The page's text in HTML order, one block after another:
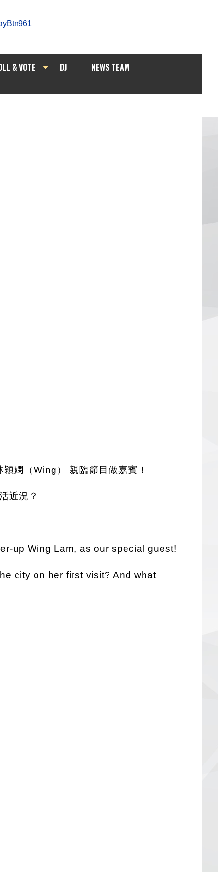
& VOTE DJ NEWS TEAM
嫻（Wing） 親臨節目做嘉賓！
近況？
up Wing Lam, as our special guest!
city on her first visit? And what